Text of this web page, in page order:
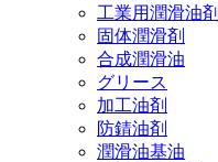
工業用潤滑油剤
固体潤滑剤
合成潤滑油
グリース
加工油剤
防錆油剤
潤滑油基油